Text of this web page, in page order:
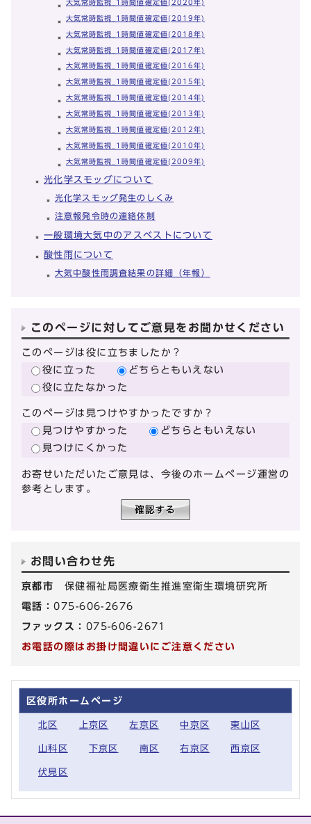
大気常時監視_1時間値確定値(2020年)
大気常時監視_1時間値確定値(2019年)
大気常時監視_1時間値確定値(2018年)
大気常時監視_1時間値確定値(2017年)
大気常時監視_1時間値確定値(2016年)
大気常時監視_1時間値確定値(2015年)
大気常時監視_1時間値確定値(2014年)
大気常時監視_1時間値確定値(2013年)
大気常時監視_1時間値確定値(2012年)
大気常時監視_1時間値確定値(2010年)
大気常時監視_1時間値確定値(2009年)
光化学スモッグについて
光化学スモッグ発生のしくみ
注意報発令時の連絡体制
一般環境大気中のアスベストについて
酸性雨について
大気中酸性雨調査結果の詳細（年報）
このページに対してご意見をお聞かせください
このページは役に立ちましたか？
役に立った
どちらともいえない
役に立たなかった
このページは見つけやすかったですか？
見つけやすかった
どちらともいえない
見つけにくかった
お寄せいただいたご意見は、今後のホームページ運営の
参考とします。
お問い合わせ先
京都市 保健福祉局医療衛生推進室衛生環境研究所
電話：075-606-2676
ファックス： 075-606-2671
お電話の際はお掛け間違いにご注意ください
区役所ホームページ
北区 上京区 左京区 中京区 東山区
山科区 下京区 南区 右京区 西京区
伏見区